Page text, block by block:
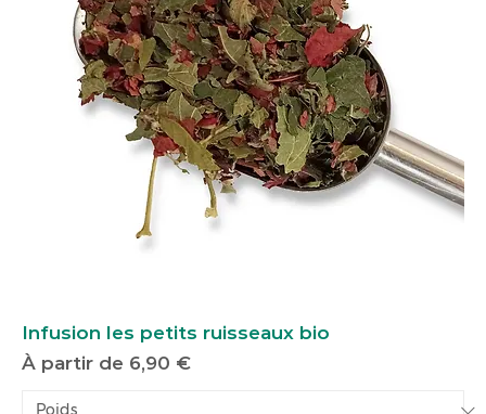
Infusion les petits ruisseaux bio
À partir de 6,90 €
Prix promotionnel